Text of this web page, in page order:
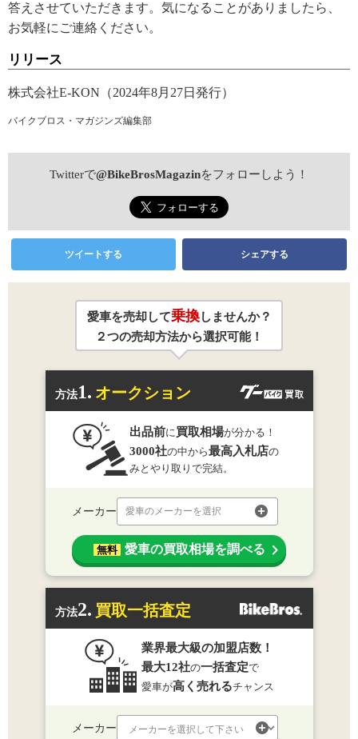
答えさせていただきます。気になることがありましたら、
お気軽にご連絡ください。
リリース
株式会社E-KON（2024年8月27日発行）
バイクブロス・マガジンズ編集部
Twitterで@BikeBrosMagazinをフォローしよう！
ツイートする シェアする
愛車を売却して乗換しませんか？
２つの売却方法から選択可能！
方法1. オークション
出品前に買取相場が分かる！
3000社の中から最高入札店の
みとやり取りで完結。
メーカー 愛車のメーカーを選択
無料 愛車の買取相場を調べる
方法2. 買取一括査定
業界最大級の加盟店数！
最大12社の一括査定で
愛車が高く売れるチャンス
メーカー